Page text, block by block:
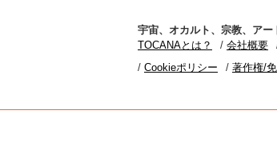
宇宙、 オカルト 、 宗教、 アー
TOCANAとは？
会社概要
Cookieポリシー
著作権/